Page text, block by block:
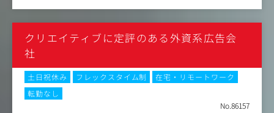
携し、適切な設定と実行、ルールの遵守を確認。Meta、G
oogle、Yahoo、プログラマティックパートナーなどのプラ
ットフォームアカウント管理をサポートします。
・最適化と分析：キャンペーンパフォーマンスを監視し、
KPI達成と予算制約を順守するための最適化を支援。分析
ツールを用いたデータからのインサイト抽出や、デジタル
クリエイティブに定評のある外資系広告会
社
土日祝休み フレックスタイム制
在宅・リモートワーク
転勤なし
No.86157